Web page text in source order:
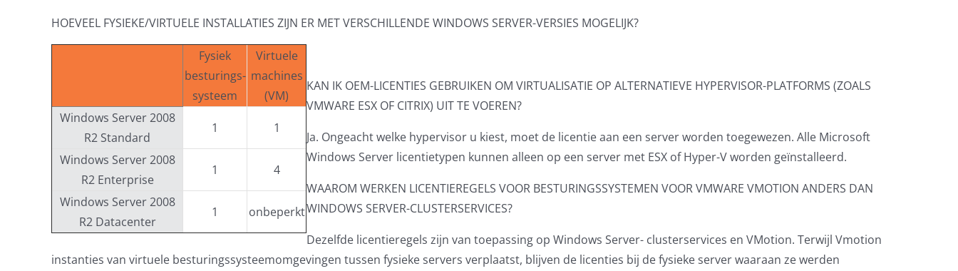
HOEVEEL FYSIEKE/VIRTUELE INSTALLATIES ZIJN ER MET VERSCHILLENDE WINDOWS SERVER-VERSIES MOGELIJK?
Fysiek
besturings-
systeem
Virtuele
machines
(VM)
Windows Server 2008
R2 Standard
1 1
Windows Server 2008
R2 Enterprise
1 4
Windows Server 2008
R2 Datacenter
1 onbeperkt
KAN IK OEM-LICENTIES GEBRUIKEN OM VIRTUALISATIE OP ALTERNATIEVE HYPERVISOR-PLATFORMS (ZOALS
VMWARE ESX OF CITRIX) UIT TE VOEREN?
Ja. Ongeacht welke hypervisor u kiest, moet de licentie aan een server worden toegewezen. Alle Microsoft
Windows Server licentietypen kunnen alleen op een server met ESX of Hyper-V worden geïnstalleerd.
WAAROM WERKEN LICENTIEREGELS VOOR BESTURINGSSYSTEMEN VOOR VMWARE VMOTION ANDERS DAN
WINDOWS SERVER-CLUSTERSERVICES?
Dezelfde licentieregels zijn van toepassing op Windows Server- clusterservices en VMotion. Terwijl Vmotion
instanties van virtuele besturingssysteemomgevingen tussen fysieke servers verplaatst, blijven de licenties bij de fysieke server waaraan ze werden